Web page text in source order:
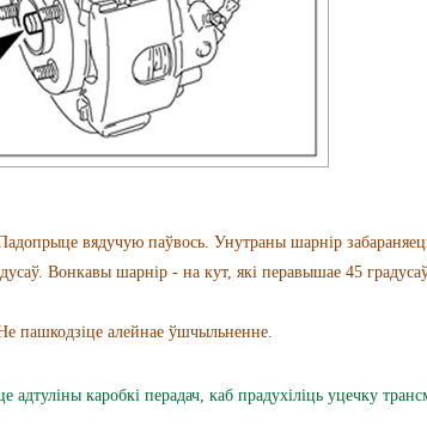
вядучую паўвось. Унутраны шарнір
Вонкавы шарнір - на кут, які перавышае 45
алейнае ўшчыльненне.
каробкі перадач, каб прадухіліць уцечку